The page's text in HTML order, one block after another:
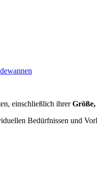
einschließlich ihrer
Bedürfnissen und